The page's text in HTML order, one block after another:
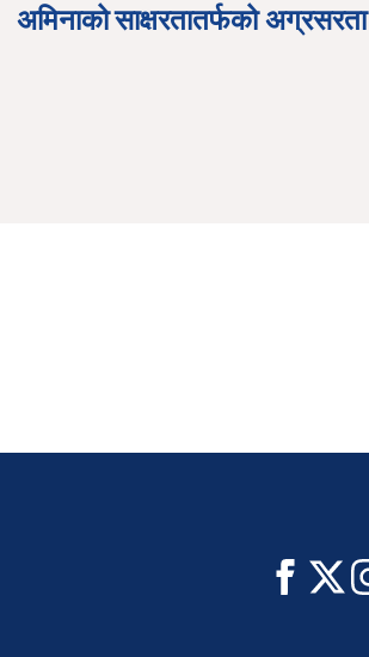
अमिनाको साक्षरतातर्फको अग्रसरता